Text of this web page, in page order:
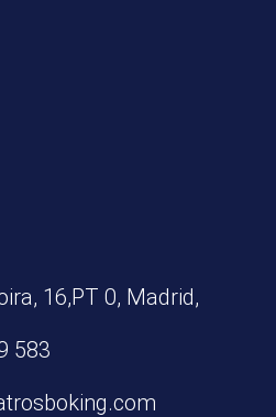
16,PT 0, Madrid,
583